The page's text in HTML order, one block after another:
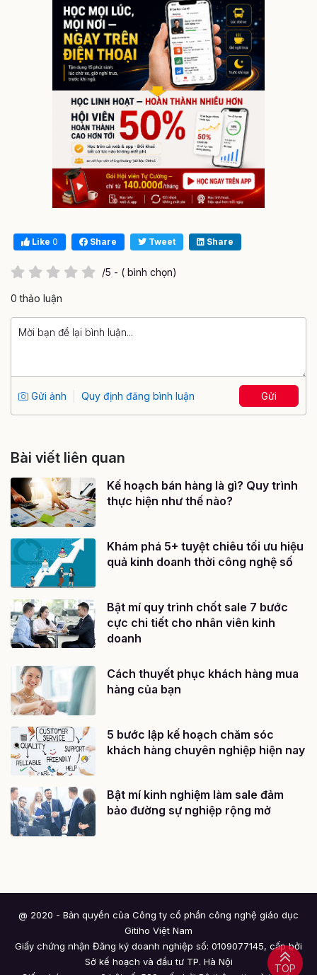
Like 0 Share Tweet Share
/5 - ( bình chọn)
0 thảo luận
Gửi ảnh Quy định đăng bình luận Gửi
Bài viết liên quan
Kế hoạch bán hàng là gì? Quy trình
thực hiện như thế nào?
Khám phá 5+ tuyệt chiêu tối ưu hiệu
quả kinh doanh thời công nghệ số
Bật mí quy trình chốt sale 7 bước
cực chi tiết cho nhân viên kinh
doanh
Cách thuyết phục khách hàng mua
hàng của bạn
5 bước lập kế hoạch chăm sóc
khách hàng chuyên nghiệp hiện nay
Bật mí kinh nghiệm làm sale đảm
bảo đường sự nghiệp rộng mở
TOP
@ 2020 - Bản quyền của Công ty cổ phần công nghệ giáo dục
Gitiho Việt Nam
Giấy chứng nhận Đăng ký doanh nghiệp số: 0109077145, cấp bởi
Sở kế hoạch và đầu tư TP. Hà Nội